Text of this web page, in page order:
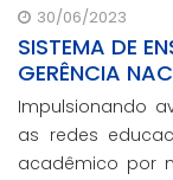
30/06/2023
SISTEMA DE
GERÊNCIA
Impulsionando
as redes
acadêmico por